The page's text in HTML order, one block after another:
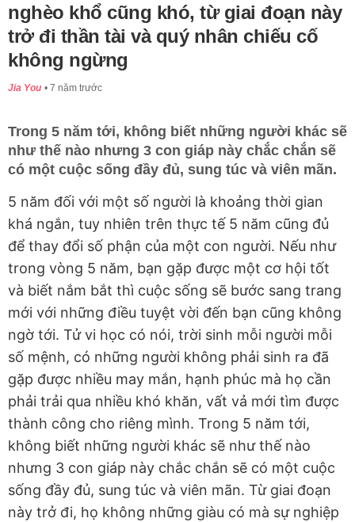
nghèo khổ cũng khó, từ giai đoạn này
trở đi thần tài và quý nhân chiếu cố
không ngừng
Jia You 7 năm trước
Trong 5 năm tới, không biết những người khác sẽ
như thế nào nhưng 3 con giáp này chắc chắn sẽ
có một cuộc sống đầy đủ, sung túc và viên mãn.
5 năm đối với một số người là khoảng thời gian
khá ngắn, tuy nhiên trên thực tế 5 năm cũng đủ
để thay đổi số phận của một con người. Nếu như
trong vòng 5 năm, bạn gặp được một cơ hội tốt
và biết nắm bắt thì cuộc sống sẽ bước sang trang
mới với những điều tuyệt vời đến bạn cũng không
ngờ tới. Tử vi học có nói, trời sinh mỗi người mỗi
số mệnh, có những người không phải sinh ra đã
gặp được nhiều may mắn, hạnh phúc mà họ cần
phải trải qua nhiều khó khăn, vất vả mới tìm được
thành công cho riêng mình. Trong 5 năm tới,
không biết những người khác sẽ như thế nào
nhưng 3 con giáp này chắc chắn sẽ có một cuộc
sống đầy đủ, sung túc và viên mãn. Từ giai đoạn
này trở đi, họ không những giàu có mà sự nghiệp